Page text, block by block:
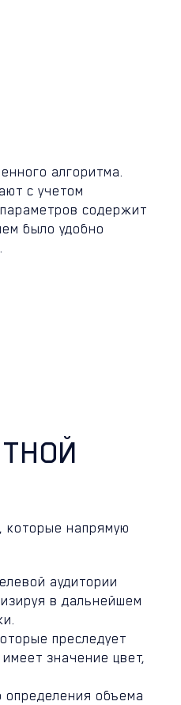
алгоритма.
с учетом
содержит
было удобно
которые напрямую
аудитории
в дальнейшем
преследует
значение цвет,
определения объема